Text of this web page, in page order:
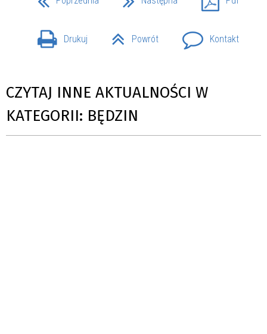
Drukuj Powrót Kontakt
CZYTAJ INNE AKTUALNOŚCI W
KATEGORII: BĘDZIN